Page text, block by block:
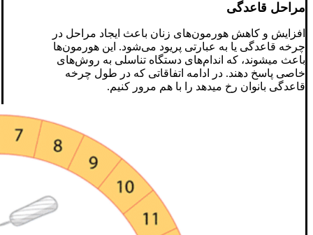
مراحل قاعدگی
افزایش و کاهش هورمون‌های زنان باعث ایجاد مراحل در
چرخه قاعدگی یا به عبارتی پریود می‌شود. این هورمون‌ها
باعث میشوند، که اندام‌های دستگاه تناسلی به روش‌های
خاصی پاسخ دهند. در ادامه اتفاقاتی که در طول چرخه
قاعدگی بانوان رخ میدهد را با هم مرور کنیم.